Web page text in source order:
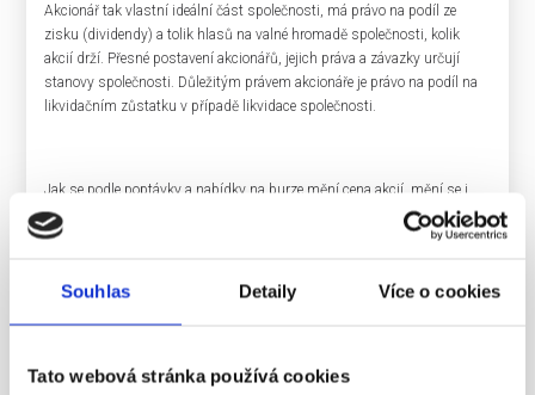
Souhlas Detaily Více o cookies
Tato webová stránka používá cookies
Akcionář tak vlastní ideální část společnosti, má právo na podíl ze
zisku (dividendy) a tolik hlasů na valné hromadě společnosti, kolik
akcií drží. Přesné postavení akcionářů, jejich práva a závazky určují
stanovy společnosti. Důležitým právem akcionáře je právo na podíl na
likvidačním zůstatku v případě likvidace společnosti.
Jak se podle poptávky a nabídky na burze mění cena akcií, mění se i
hodnota pro vlastníky (shareholder value) celého podniku. Společnost
za svoje závazky odpovídá celým svým majetkem, musí pro případ
akcionář neručí za závazky společnosti. Protože o složení dozorčí rady a
společnost ovládat a řídit. Pokud se například rozhodnou zvětšit